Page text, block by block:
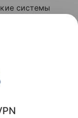
системы
PN